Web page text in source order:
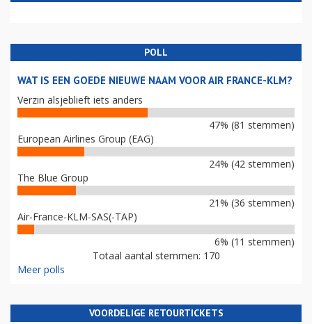
POLL
WAT IS EEN GOEDE NIEUWE NAAM VOOR AIR FRANCE-KLM?
Verzin alsjeblieft iets anders
47% (81 stemmen)
European Airlines Group (EAG)
24% (42 stemmen)
The Blue Group
21% (36 stemmen)
Air-France-KLM-SAS(-TAP)
6% (11 stemmen)
Totaal aantal stemmen: 170
Meer polls
VOORDELIGE RETOURTICKETS